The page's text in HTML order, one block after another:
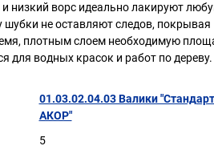
низкий ворс идеально лакируют
шубки не оставляют следов, покрывая
плотным слоем необходимую
для водных красок и работ по дереву.
01.03.02.04.03 Валики
АКОР"
5